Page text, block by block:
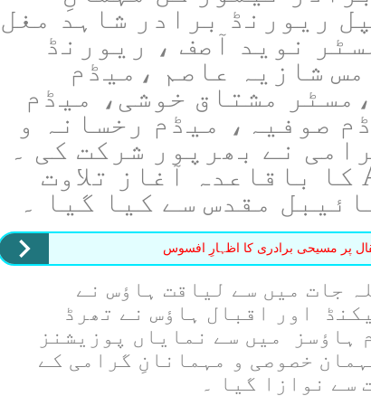
ریورنڈ برادر شاہد مغل
نوید آصف ، ریورنڈ
شازیہ عاصم ،میڈم
مشتاق خوشی، میڈم
صوفیہ، میڈم رخسانہ و
نے بھرپور شرکت کی ۔
Athletic Meet 2023 کا باقاعدہ آغاز تلاوت
مقدس سے کیا گیا ۔
پر مسیحی برادری کا اظہارِ افسوس
جات میں سے لیاقت ہاؤس نے
اور اقبال ہاؤس نے تھرڈ
ہاؤسز میں سے نمایاں پوزیشنز
خصوصی و مہمانانِ گرامی کے
سے نوازا گیا ۔